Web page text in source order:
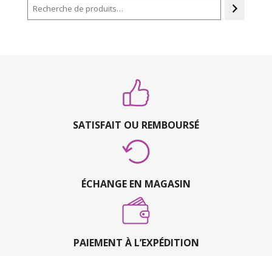
Recherche
SATISFAIT OU REMBOURSÉ
ÉCHANGE EN MAGASIN
PAIEMENT À L’EXPÉDITION